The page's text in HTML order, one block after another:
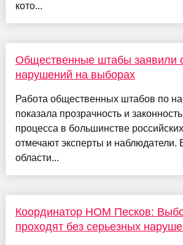
кото...
Общественные штабы заявили
нарушений на выборах
Работа общественных штабов по
показала прозрачность и
процесса в большинстве
отмечают эксперты и наблюдатели.
области...
Координатор НОМ Песков:
проходят без серьезных